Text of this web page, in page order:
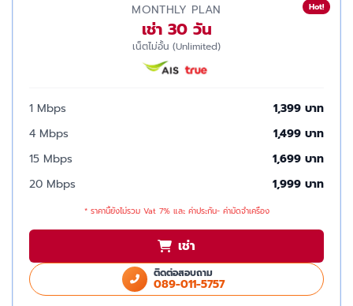
Hot!
MONTHLY PLAN
เช่า 30 วัน
เน็ตไม่อั้น (Unlimited)
1 Mbps
1,399 บาท
4 Mbps
1,499 บาท
15 Mbps
1,699 บาท
20 Mbps
1,999 บาท
* ราคานี้ยังไม่รวม Vat 7% และ ค่าประกัน- ค่ามัดจำเครื่อง
เช่า
ติดต่อสอบถาม
089-011-5757